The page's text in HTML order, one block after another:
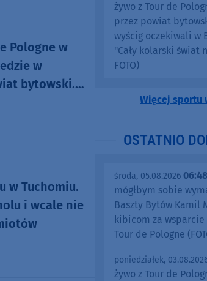
Pologne w
w
bytowski.
w Tuchomiu.
i wcale nie
żywo z Tour de
przez powiat
wyścig oczekiwali w
"Cały kolarski świat
FOTO)
Więcej sportu
OSTATNIO
środa, 05.08.2026 06:48
mógłbym sobie
Baszty Bytów Kamil
kibicom za
Tour de Pologne
poniedziałek,
żywo z Tour de